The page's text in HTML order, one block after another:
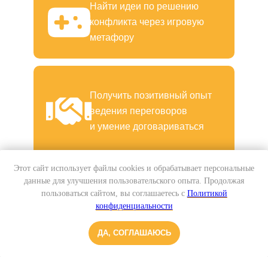
Договориться о способах
решения конфликта в
ситуации, но на примере
игры
Найти идеи по решению
конфликта через игровую
метафору
Получить позитивный опыт
ведения переговоров
и умение договариваться
Этот сайт использует файлы cookies и обрабатывает персональные
данные для улучшения пользовательского опыта. Продолжая
пользоваться сайтом, вы соглашаетесь с Политикой
конфиденциальности
ДА, СОГЛАШАЮСЬ